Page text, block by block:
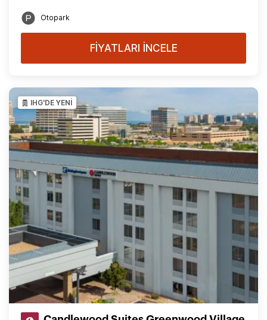
Otopark
FİYATLARI İNCELE
IHG'DE YENİ